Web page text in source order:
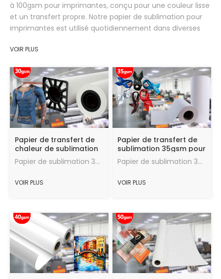
à 100gsm pour imprimantes, conçu pour une couleur lisse
et un transfert propre. Notre papier de sublimation pour
imprimantes est utilisé quotidiennement dans diverses
VOIR PLUS
Papier de transfert de
chaleur de sublimation
non collant de 30Gsm
de vente chaude pour
numérique
Papier de sublimation 30gsm, taux de transfert 95%, bon effet de transfert de chaleur, la quantité maximale d'encre, vitesse de séchage rapide, en bon état.
VOIR PLUS
Papier de transfert de
sublimation 35gsm pour
l'écharpe Hijab
d'impression numérique
Papier de sublimation 35gsm, taux de transfert 95%, bon effet de transfert de chaleur, la quantité maximale d'encre, vitesse de séchage rapide, en bon état.
VOIR PLUS